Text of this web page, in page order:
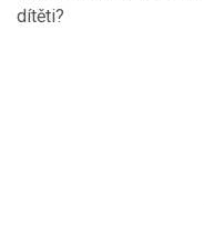
dítěti?